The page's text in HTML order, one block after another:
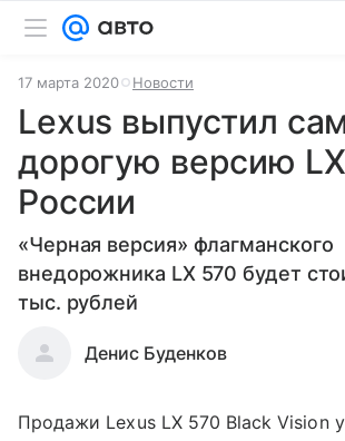
17 марта 2020 Новости
Lexus выпустил
дорогую версию
России
«Черная версия» флагманского
внедорожника LX 570 будет
тыс. рублей
Денис Буденков
Продажи Lexus LX 570 Black Vision